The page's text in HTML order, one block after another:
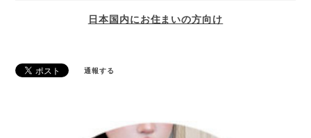
日本国内にお住まいの方向け
通報する